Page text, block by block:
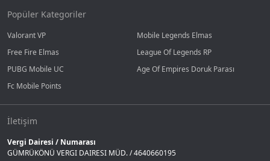
Popüler Kategoriler
Valorant VP
Mobile Legends Elmas
Free Fire Elmas
League Of Legends RP
PUBG Mobile UC
Age Of Empires Doruk Parası
Fc Mobile Points
İletişim
Vergi Dairesi / Numarası
GÜMRÜKÖNÜ VERGI DAIRESI MÜD. / 4640660195